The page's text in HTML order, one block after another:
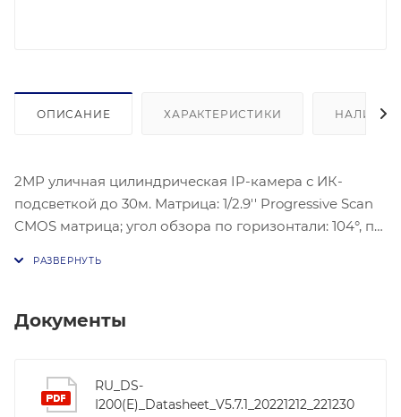
ОПИСАНИЕ ХАРАКТЕРИСТИКИ НАЛИЧИЕ
2МР уличная цилиндрическая IP-камера с ИК-
подсветкой до 30м. Матрица: 1/2.9'' Progressive Scan
CMOS матрица; угол обзора по горизонтали: 104°, по
BLC, коридорный режим; Защита: IP67; -40°C до
Документы
RU_DS-
I200(E)_Datasheet_V5.7.1_20221212_221230